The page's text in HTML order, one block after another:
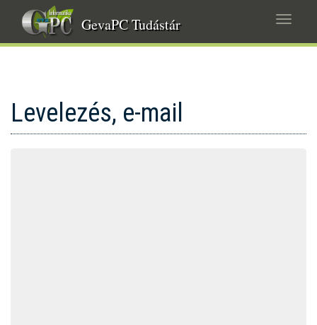
tartalomra
GevaPC Tudástár
Levelezés, e-mail